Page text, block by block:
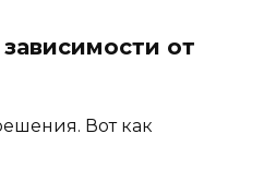
от
Вот как